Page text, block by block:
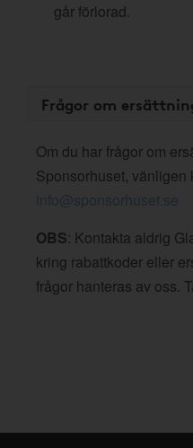
går förlorad.
Frågor om
Om du har frågor om
Sponsorhuset, vänligen
info@sponsorhuset.se
OBS: Kontakta aldrig
kring rabattkoder eller
frågor hanteras av oss.